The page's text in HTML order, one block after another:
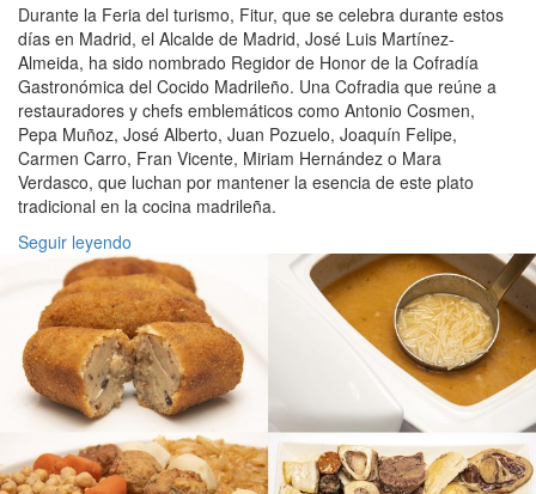
Durante la Feria del turismo, Fitur, que se celebra durante estos
días en Madrid, el Alcalde de Madrid, José Luis Martínez-
Almeida, ha sido nombrado Regidor de Honor de la Cofradía
Gastronómica del Cocido Madrileño. Una Cofradia que reúne a
restauradores y chefs emblemáticos como Antonio Cosmen,
Pepa Muñoz, José Alberto, Juan Pozuelo, Joaquín Felipe,
Carmen Carro, Fran Vicente, Miriam Hernández o Mara
Verdasco, que luchan por mantener la esencia de este plato
tradicional en la cocina madrileña.
Seguir leyendo